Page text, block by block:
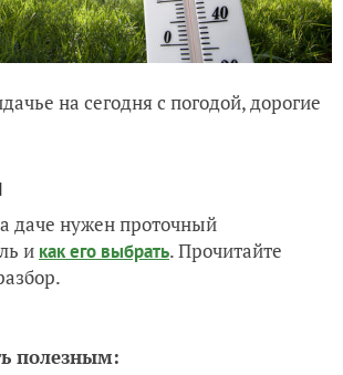
на сегодня с погодой, дорогие
даче нужен проточный
и как его выбрать. Прочитайте
полезным: